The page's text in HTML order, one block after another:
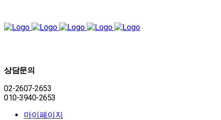
상담문의
02-2607-2653
010-3940-2653
마이페이지